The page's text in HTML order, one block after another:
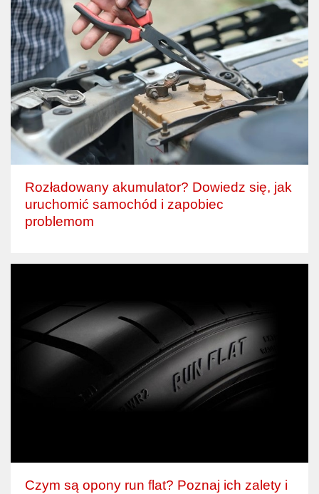
Rozładowany akumulator? Dowiedz się, jak
uruchomić samochód i zapobiec
problemom
Czym są opony run flat? Poznaj ich zalety i